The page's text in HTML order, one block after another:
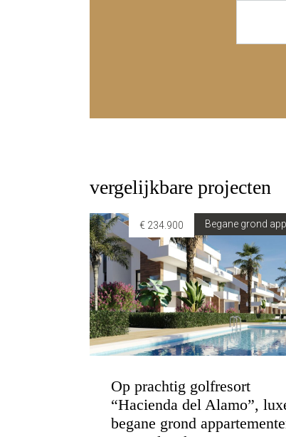
vergelijkbare projecten
Begane grond
€ 234.900
Op prachtig golfresort
“Hacienda del Alamo”,
begane grond